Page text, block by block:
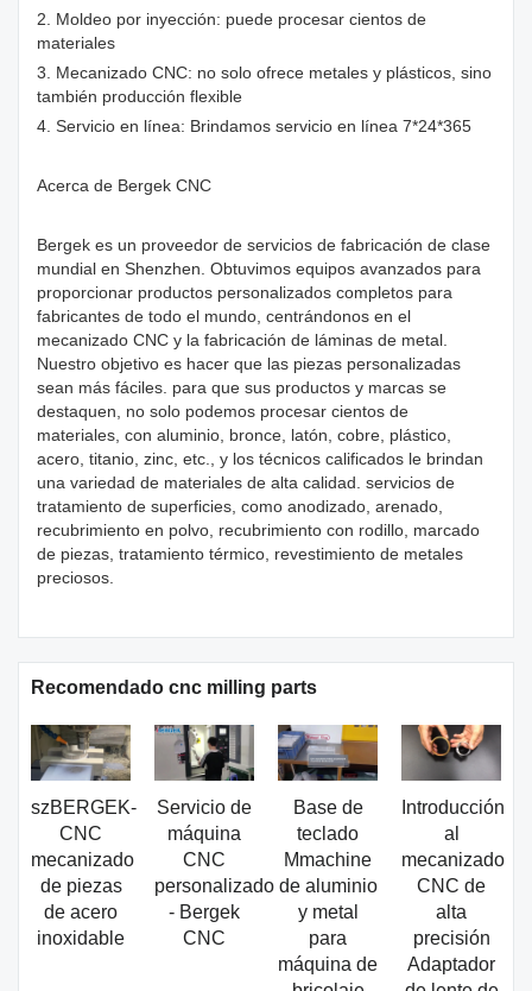
2. Moldeo por inyección: puede procesar cientos de
materiales
3. Mecanizado CNC: no solo ofrece metales y plásticos, sino
también producción flexible
4. Servicio en línea: Brindamos servicio en línea 7*24*365
Acerca de Bergek CNC
Bergek es un proveedor de servicios de fabricación de clase
mundial en Shenzhen. Obtuvimos equipos avanzados para
proporcionar productos personalizados completos para
fabricantes de todo el mundo, centrándonos en el
mecanizado CNC y la fabricación de láminas de metal.
Nuestro objetivo es hacer que las piezas personalizadas
sean más fáciles. para que sus productos y marcas se
destaquen, no solo podemos procesar cientos de
materiales, con aluminio, bronce, latón, cobre, plástico,
acero, titanio, zinc, etc., y los técnicos calificados le brindan
una variedad de materiales de alta calidad. servicios de
tratamiento de superficies, como anodizado, arenado,
recubrimiento en polvo, recubrimiento con rodillo, marcado
de piezas, tratamiento térmico, revestimiento de metales
preciosos.
Recomendado cnc milling parts
szBERGEK-
CNC
mecanizado
de piezas
de acero
inoxidable
Servicio de
máquina
CNC
personalizado
- Bergek
CNC
Base de
teclado
Mmachine
de aluminio
y metal
para
máquina de
Introducción
al
mecanizado
CNC de
alta
precisión
Adaptador